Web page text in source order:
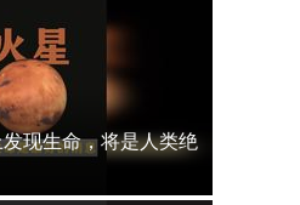
现生命，将是人类绝